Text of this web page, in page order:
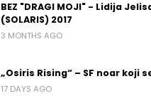
BEZ "DRAGI MOJI" - Lidija
(SOLARIS) 2017
3 MONTHS AGO
„Osiris Rising“ – SF noar koji
17 DAYS AGO